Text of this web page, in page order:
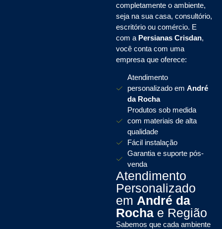
completamente o ambiente,
seja na sua casa, consultório,
escritório ou comércio. E
com a Persianas Crisdan,
você conta com uma
empresa que oferece:
Atendimento
personalizado em André
da Rocha
Produtos sob medida
com materiais de alta
qualidade
Fácil instalação
Garantia e suporte pós-
venda
Atendimento
Personalizado
em André da
Rocha e Região
Sabemos que cada ambiente